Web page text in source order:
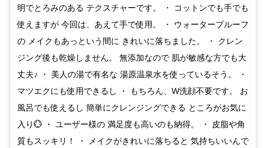
明でとろみのある テクスチャーです。 ・ コットンでも手でも
使えますが 今回は、あえて手で使用。 ・ ウォータープルーフ
の メイクもあっという間に きれいに落ちました。 ・ クレン
ジング後も乾燥しません。 無添加なので 肌が敏感な方でも大
丈夫♪ ・ 美人の湯で有名な 湯原温泉水を使っているそう。 ・
マツエクにも使用できるし ・ もちろん、W洗顔不要です。 お
風呂でも使えるし 簡単にクレンジングできる ところがお気に
入り💮 ・ ユーザー様の 満足度も高いのも納得。 ・ 皮脂や角
質もスッキリ！ ・ メイクがきれいに落ちると 気持ちいいんで